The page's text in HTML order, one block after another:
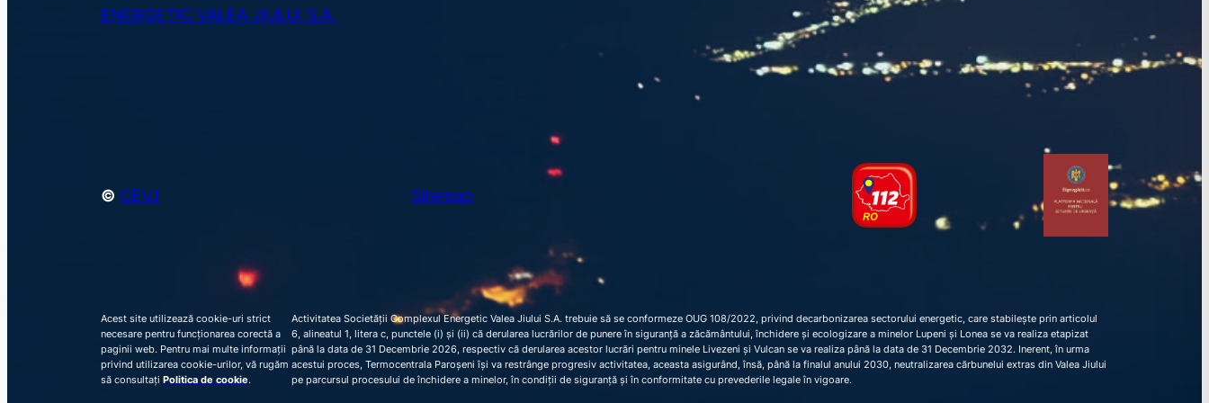
ENERGETIC VALEA JIULUI S.A.
© CEVJ Sitemap
Acest site utilizează cookie-uri strict
necesare pentru funcționarea corectă a
paginii web. Pentru mai multe informații
privind utilizarea cookie-urilor, vă rugăm
să consultați Politica de cookie.
Activitatea Societății Complexul Energetic Valea Jiului S.A. trebuie să se conformeze OUG 108/2022, privind decarbonizarea sectorului energetic, care stabilește prin articolul
6, alineatul 1, litera c, punctele (i) și (ii) că derularea lucrărilor de punere în siguranță a zăcământului, închidere și ecologizare a minelor Lupeni și Lonea se va realiza etapizat
până la data de 31 Decembrie 2026, respectiv că derularea acestor lucrări pentru minele Livezeni și Vulcan se va realiza până la data de 31 Decembrie 2032. Inerent, în urma
acestui proces, Termocentrala Paroșeni își va restrânge progresiv activitatea, aceasta asigurând, însă, până la finalul anului 2030, neutralizarea cărbunelui extras din Valea Jiului
pe parcursul procesului de închidere a minelor, în condiții de siguranță și în conformitate cu prevederile legale în vigoare.